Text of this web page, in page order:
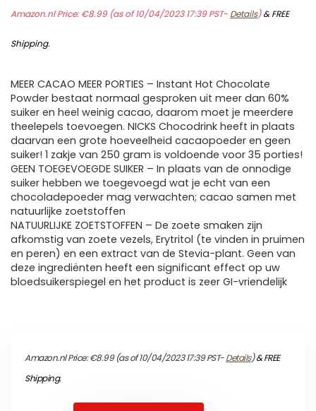
Amazon.nl Price:€8.99(as of 10/04/2023 17:39 PST- Details)&FREE
Shipping.
MEER CACAO MEER PORTIES – Instant Hot Chocolate
Powder bestaat normaal gesproken uit meer dan 60%
suiker en heel weinig cacao, daarom moet je meerdere
theelepels toevoegen. NICKS Chocodrink heeft in plaats
daarvan een grote hoeveelheid cacaopoeder en geen
suiker! 1 zakje van 250 gram is voldoende voor 35 porties!
GEEN TOEGEVOEGDE SUIKER – In plaats van de onnodige
suiker hebben we toegevoegd wat je echt van een
chocoladepoeder mag verwachten; cacao samen met
natuurlijke zoetstoffen
NATUURLIJKE ZOETSTOFFEN – De zoete smaken zijn
afkomstig van zoete vezels, Erytritol (te vinden in pruimen
en peren) en een extract van de Stevia-plant. Geen van
deze ingrediënten heeft een significant effect op uw
bloedsuikerspiegel en het product is zeer GI-vriendelijk
Amazon.nl Price:€8.99(as of 10/04/2023 17:39 PST-Details)&FREE
Shipping.